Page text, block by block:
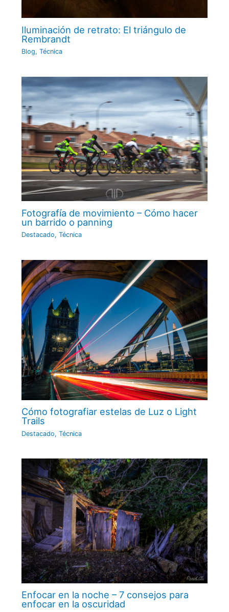
Iluminación de retrato: El triángulo de
Rembrandt
Blog, Técnica
Fotografía de movimiento – Cómo hacer
un barrido o panning
Destacado, Técnica
Cómo fotografiar estelas de Luz o Light
Trails
Destacado, Técnica
Enfocar en la noche – 7 consejos para
enfocar en la oscuridad